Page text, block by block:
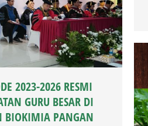
2023-2026 RESMI
GURU BESAR DI
BIOKIMIA PANGAN